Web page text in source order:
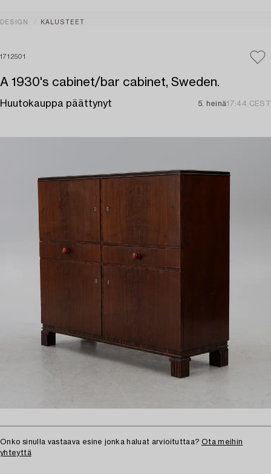
DESIGN KALUSTEET
1712501
A 1930's cabinet/bar cabinet, Sweden.
Huutokauppa päättynyt 5. heinä17:44 CEST
Onko sinulla vastaava esine jonka haluat arvioituttaa? Ota meihin
yhteyttä